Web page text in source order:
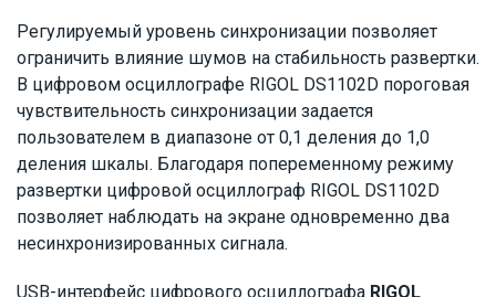
Регулируемый уровень синхронизации позволяет
ограничить влияние шумов на стабильность развертки.
В цифровом осциллографе RIGOL DS1102D пороговая
чувствительность синхронизации задается
пользователем в диапазоне от 0,1 деления до 1,0
деления шкалы. Благодаря попеременному режиму
развертки цифровой осциллограф RIGOL DS1102D
позволяет наблюдать на экране одновременно два
несинхронизированных сигнала.
USB-интерфейс цифрового осциллографа RIGOL